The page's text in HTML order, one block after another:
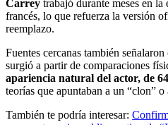
Carrey trabajó durante meses en
francés, lo que refuerza la versión
reemplazo.
Fuentes cercanas también
surgió a partir de comparaciones
apariencia natural del actor, de
teorías que apuntaban a un “clon” o
También te podría interesar: